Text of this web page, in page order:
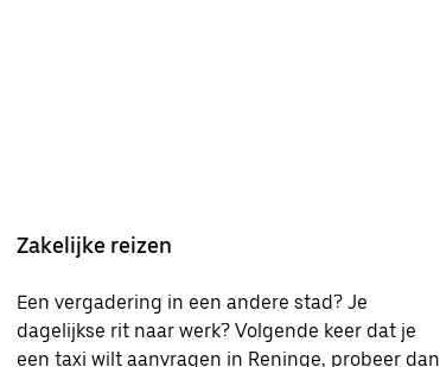
Zakelijke reizen
Een vergadering in een andere stad? Je
dagelijkse rit naar werk? Volgende keer dat je
een taxi wilt aanvragen in Reninge, probeer dan